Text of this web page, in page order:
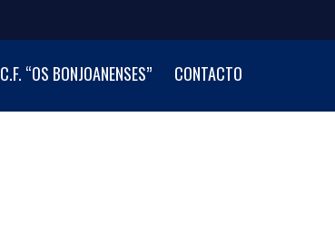
C.F. “OS BONJOANENSES” CONTACTO